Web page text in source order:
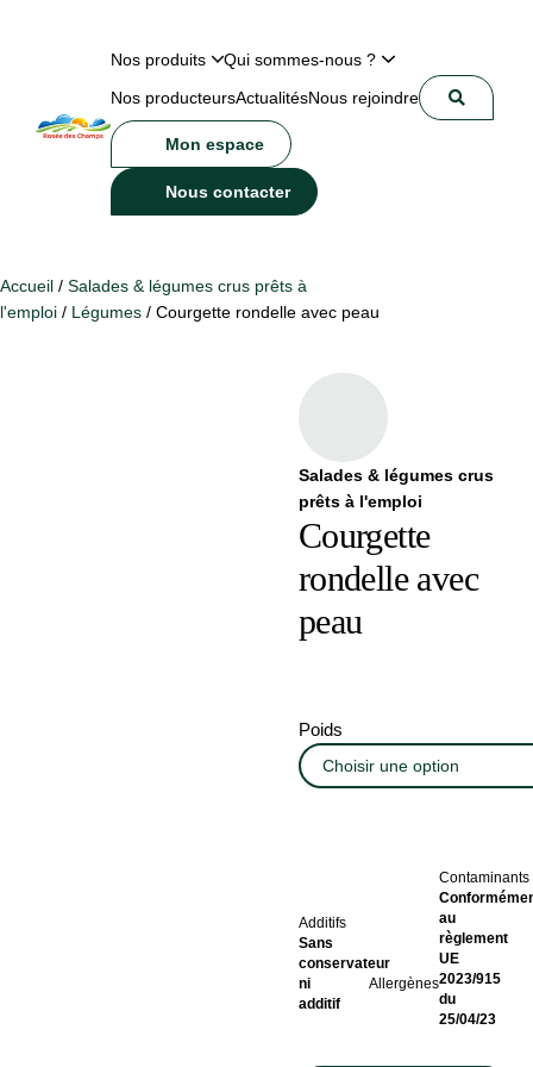
Nos produits
Qui sommes-nous ?
Nos producteursActualitésNous rejoindre
Mon espace
Nous contacter
Accueil / Salades & légumes crus prêts à
l'emploi / Légumes / Courgette rondelle avec peau
Salades & légumes crus
prêts à l'emploi
Courgette
rondelle avec
peau
Poids
Additifs
Sans
conservateur
ni
additif
Allergènes
Contaminants
au
règlement
UE
2023/915
du
25/04/23